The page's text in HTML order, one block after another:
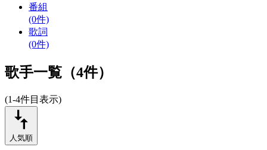
番組
(0件)
歌詞
(0件)
歌手一覧（4件）
(1-4件目表示)
人気順